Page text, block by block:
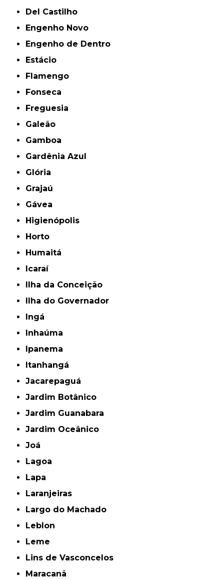
Del Castilho
Engenho Novo
Engenho de Dentro
Estácio
Flamengo
Fonseca
Freguesia
Galeão
Gamboa
Gardênia Azul
Glória
Grajaú
Gávea
Higienópolis
Horto
Humaitá
Icaraí
Ilha da Conceição
Ilha do Governador
Ingá
Inhaúma
Ipanema
Itanhangá
Jacarepaguá
Jardim Botânico
Jardim Guanabara
Jardim Oceânico
Joá
Lagoa
Lapa
Laranjeiras
Largo do Machado
Leblon
Leme
Lins de Vasconcelos
Maracanã